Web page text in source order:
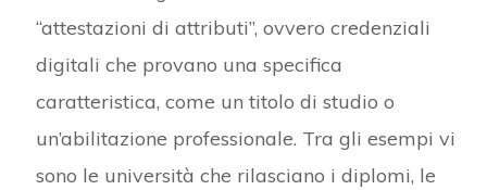
“attestazioni di attributi”, ovvero credenziali
digitali che provano una specifica
caratteristica, come un titolo di studio o
un’abilitazione professionale. Tra gli esempi vi
sono le università che rilasciano i diplomi, le